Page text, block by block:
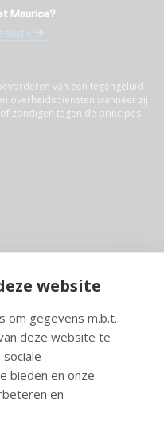
website
om gegevens m.b.t.
deze website te
bieden en onze
en
Maurice?
van een tegengeluid
overheidsdiensten wanneer zij
zondigen tegen de principes